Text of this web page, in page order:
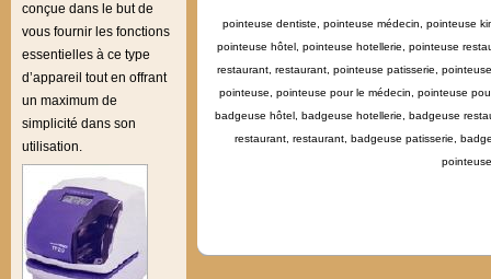
conçue dans le but de
vous fournir les fonctions
essentielles à ce type
d’appareil tout en offrant
un maximum de
simplicité dans son
utilisation.
pointeuse dentiste, pointeuse médecin, pointeuse
pointeuse hôtel, pointeuse hotellerie, pointeuse
restaurant, restaurant, pointeuse patisserie,
pointeuse, pointeuse pour le médecin, pointeuse
badgeuse hôtel, badgeuse hotellerie, badgeuse
restaurant, restaurant, badgeuse patisserie,